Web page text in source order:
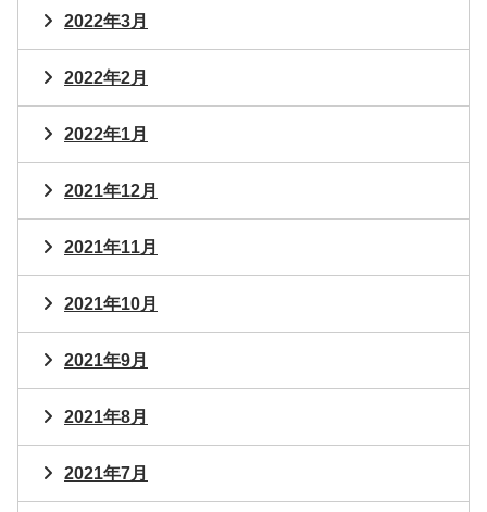
2022年3月
2022年2月
2022年1月
2021年12月
2021年11月
2021年10月
2021年9月
2021年8月
2021年7月